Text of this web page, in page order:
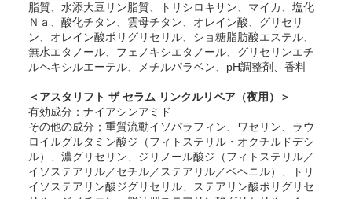
脂質、水添大豆リン脂質、トリシロキサン、マイカ、塩化
Ｎａ、酸化チタン、雲母チタン、オレイン酸、グリセリ
ン、オレイン酸ポリグリセリル、ショ糖脂肪酸エステル、
無水エタノール、フェノキシエタノール、グリセリンエチ
ルヘキシルエーテル、メチルパラベン、pH調整剤、香料
＜アスタリフト ザ セラム リンクルリペア（夜用）＞
有効成分：ナイアシンアミド
その他の成分；重質流動イソパラフィン、ワセリン、ラウ
ロイルグルタミン酸ジ（フィトステリル・オクチルドデシ
ル）、濃グリセリン、ジリノール酸ジ（フィトステリル／
イソステアリル／セチル／ステアリル／ベヘニル）、トリ
イソステアリン酸ジグリセリル、ステアリン酸ポリグリセ